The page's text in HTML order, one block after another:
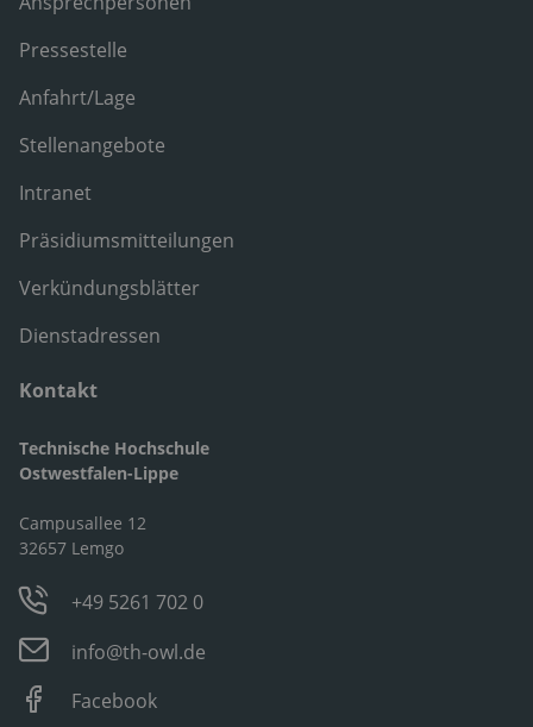
Pressestelle
Anfahrt/Lage
Stellenangebote
Intranet
Präsidiumsmitteilungen
Verkündungsblätter
Dienstadressen
Kontakt
Technische Hochschule
Ostwestfalen-Lippe
Campusallee 12
32657 Lemgo
+49 5261 702 0
info@th-owl.de
Facebook